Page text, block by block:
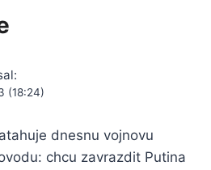
(18:24)
dnesnu vojnovu
chcu zavrazdit Putina